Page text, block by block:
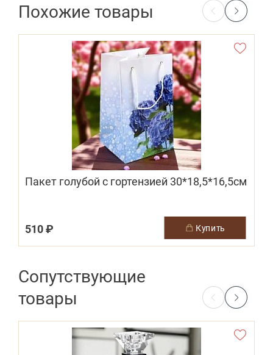
Похожие товары
Пакет голубой с гортензией 30*18,5*16,5см
510 ₽ купить
Сопутствующие
товары